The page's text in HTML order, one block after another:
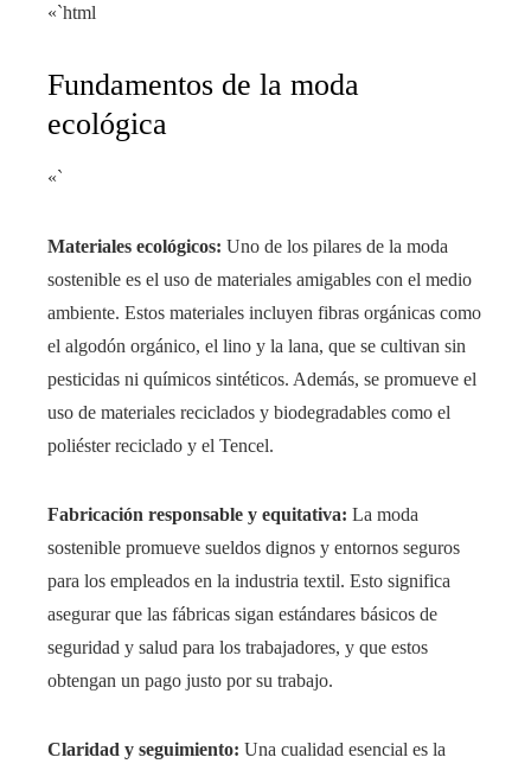
«`html
Fundamentos de la moda
ecológica
«`
Materiales ecológicos: Uno de los pilares de la moda
sostenible es el uso de materiales amigables con el medio
ambiente. Estos materiales incluyen fibras orgánicas como
el algodón orgánico, el lino y la lana, que se cultivan sin
pesticidas ni químicos sintéticos. Además, se promueve el
uso de materiales reciclados y biodegradables como el
poliéster reciclado y el Tencel.
Fabricación responsable y equitativa: La moda
sostenible promueve sueldos dignos y entornos seguros
para los empleados en la industria textil. Esto significa
asegurar que las fábricas sigan estándares básicos de
seguridad y salud para los trabajadores, y que estos
obtengan un pago justo por su trabajo.
Claridad y seguimiento: Una cualidad esencial es la